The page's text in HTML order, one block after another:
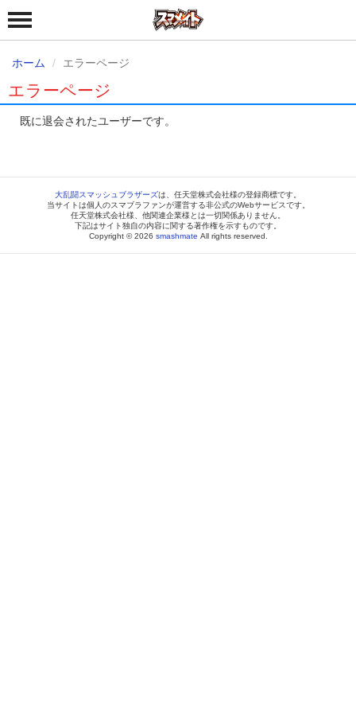
ホーム エラーページ
エラーページ
既に退会されたユーザーです。
大乱闘スマッシュブラザーズは、任天堂株式会社様の登録商標です。
当サイトは個人のスマブラファンが運営する非公式のWebサービスです。
任天堂株式会社様、他関連企業様とは一切関係ありません。
下記はサイト独自の内容に関する著作権を示すものです。
Copyright © 2026 smashmate All rights reserved.